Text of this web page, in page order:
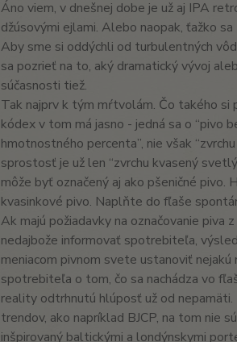
Áno viem, v dnešnej dobe je už aj IPA
džúsovými ejlami. Alebo naopak, ťažko
Aby sme si oddýchli od turbulentných
sa pozrieť na to, aký dramatický vývoj
súčasnosti tiež.
Tak najprv k tým mŕtvolám. Čo takého
kódex v tom má jasno - jedná sa o “pivo
hmotnostného percenta”, nie však
sprostosť je už len “zvrchu kvasený
môže byť označený aj ako pšeničné
kvasinkové pivo. Naplňte do fľaše
Ak majú požiadavky na označovanie piva
nedajbože informovať spotrebiteľa,
meniacom pivnom svete ustanoviť
spotrebiteľa o tom, čo sa nachádza vo
reality odtrhnutú hlúposť už od nepamäti.
trendov, ako napríklad BJCP, na tom nie
inšpirovaný baltickými a londýnskymi